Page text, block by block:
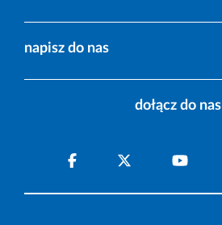
napisz do nas
dołącz do nas